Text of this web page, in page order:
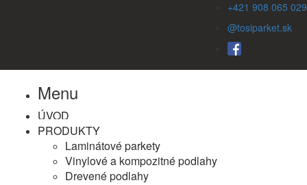
+421 908 065 029
@tosiparket.sk
Menu
ÚVOD
PRODUKTY
Laminátové parkety
Vinylové a kompozitné podlahy
Drevené podlahy